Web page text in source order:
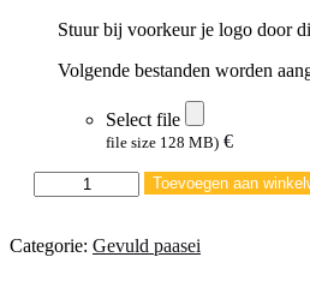
Stuur bij voorkeur je logo door
Volgende bestanden worden
Select file
file size 128 MB) €
Gevuld
paasei
aantal
Toevoegen aan
Categorie: Gevuld paasei